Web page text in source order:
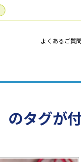
よくあるご質
のタグが